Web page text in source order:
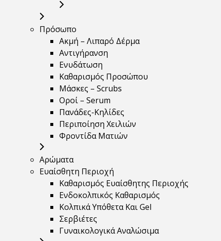
Πρόσωπο
Ακμή – Λιπαρό Δέρμα
Αντιγήρανση
Ενυδάτωση
Καθαρισμός Προσώπου
Μάσκες – Scrubs
Οροί – Serum
Πανάδες-Κηλίδες
Περιποίηση Χειλιών
Φροντίδα Ματιών
Αρώματα
Ευαίσθητη Περιοχή
Καθαρισμός Ευαίσθητης Περιοχής
Ενδοκολπικός Καθαρισμός
Κολπικά Υπόθετα Και Gel
Σερβιέτες
Γυναικολογικά Αναλώσιμα